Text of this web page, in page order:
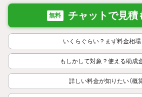
無料 チャットで見積
いくらぐらい？まず料金相
もしかして対象？使える助成
詳しい料金が知りたい（概